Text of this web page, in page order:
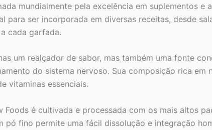
mundialmente pela excelência em suplementos
para ser incorporada em diversas receitas, desde
cada garfada.
um realçador de sabor, mas também uma fonte
do sistema nervoso. Sua composição rica
vitaminas essenciais.
Foods é cultivada e processada com os mais altos
pó fino permite uma fácil dissolução e integração